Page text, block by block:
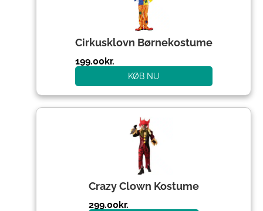
Cirkusklovn Børnekostume
199.00kr.
KØB NU
Crazy Clown Kostume
299.00kr.